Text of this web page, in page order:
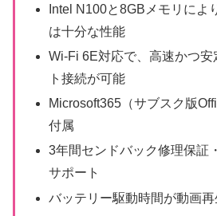
Intel N100と8GBメモリによ
は十分な性能
Wi-Fi 6E対応で、高速かつ安
ト接続が可能
Microsoft365（サブスク版
付属
3年間センドバック修理保証
サポート
バッテリー駆動時間が動画